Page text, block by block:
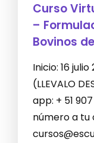
Curso
–
Bovinos
Inicio: 16
(LLEVALO
app: + 51
número a tu